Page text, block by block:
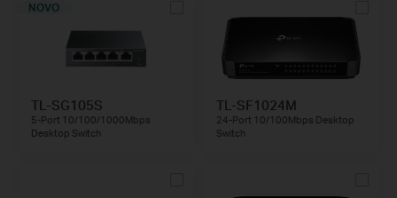
NOVO
TL-SG105S
5-Port 10/100/1000Mbps
Desktop Switch
TL-SF1024M
24-Port 10/100Mbps Desktop
Switch